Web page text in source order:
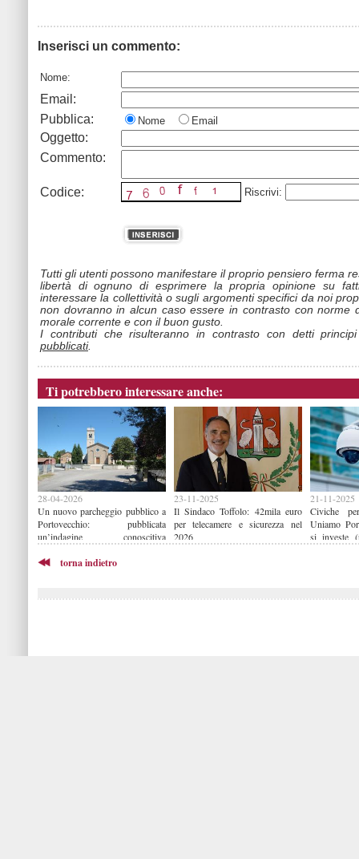
Inserisci un commento:
Nome:
Email:
Pubblica:
Nome Email
Oggetto:
Commento:
Codice: Riscrivi:
Tutti gli utenti possono manifestare il proprio pensiero ferma
libertà di ognuno di esprimere la propria opinione su
interessare la collettività o sugli argomenti specifici da noi
non dovranno in alcun caso essere in contrasto con norme
morale corrente e con il buon gusto.
I contributi che risulteranno in contrasto con detti
pubblicati.
Ti potrebbero interessare anche:
28-04-2026
Un nuovo parcheggio pubblico a
Portovecchio: pubblicata
un’indagine conoscitiva
23-11-2025
Il Sindaco Toffolo: 42mila euro
per telecamere e sicurezza nel
2026
21-11-2025
Civiche
Uniamo
si investe
torna indietro